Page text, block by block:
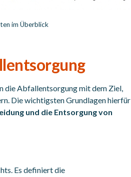
im Überblick
die Abfallentsorgung mit dem Ziel,
Die wichtigsten Grundlagen hierfür
und die Entsorgung von
Es definiert die